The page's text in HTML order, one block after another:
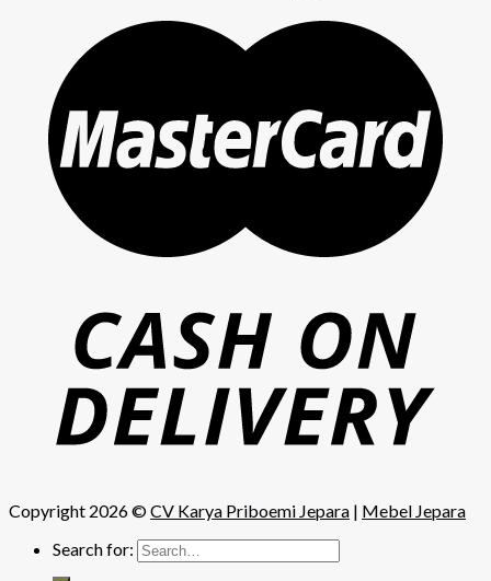
Copyright 2026 ©CV Karya Priboemi Jepara | Mebel Jepara
Search for: